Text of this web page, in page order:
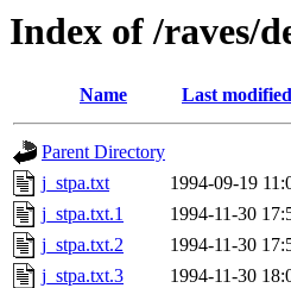
Index of /raves/
Name Last modified
Parent Directory
j_stpa.txt
1994-09-19
j_stpa.txt.1
1994-11-30
j_stpa.txt.2
1994-11-30
j_stpa.txt.3
1994-11-30